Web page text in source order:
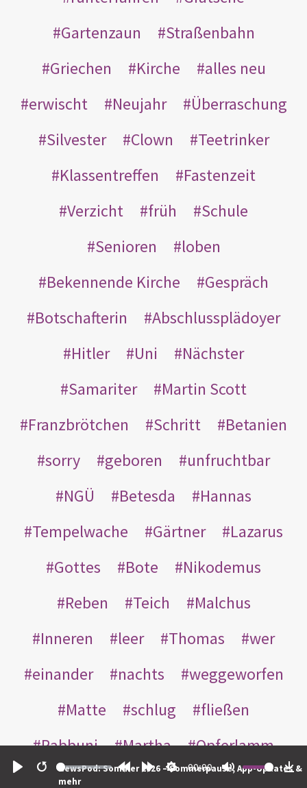
Restart
00:00
NewsPod: Sommer 2026 – Sommerpause, App-Updates &
mehr
Gartenzaun
Straßenbahn
Griechen
Kirche
alles neu
erwischt
Neujahr
Überraschung
Silvester
Clown
Teetrinker
Klassentreffen
Fastenzeit
Verzicht
früh
Schule
Senioren
loben
Bekennende Kirche
Gespräch
Botschafterin
Abschlussplädoyer
Hitler
Uni
Nächster
Samariter
Martin Scott
Franzbrötchen
Schritt
Betanien
sorry
geboren
unfruchtbar
NGÜ
Betesda
Hannas
Tempelwache
Gärtner
Lazarus
Gottes
Bote
Nikodemus
Reben
Teich
Malchus
Inneren
leer Thomas
wer
einander
nachts
weggeworfen
Matte
schlug
fließen
Rabbuni
Martha
Opferlamm
gewaschen
jüdischen